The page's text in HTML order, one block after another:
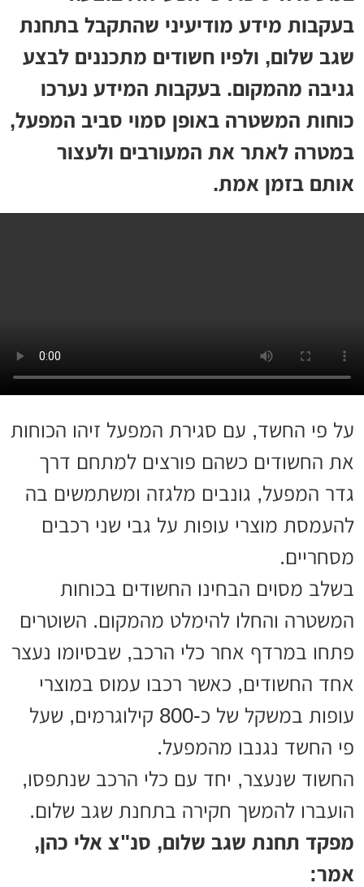
בעקבות מידע מודיעיני שהתקבל בתחנת
שגב שלום, ולפיו חשודים מתכננים לבצע
גניבה מהמקום. בעקבות המידע נערכו
כוחות המשטרה באופן סמוי סביב המפעל,
במטרה לאתר את המעורבים ולעצור
אותם בזמן אמת.
על פי החשד, עם סגירת המפעל זיהו הכוחות
את החשודים כשהם פורצים למתחם דרך
גדר המפעל, גונבים מלגזה ומשתמשים בה
להעמסת מוצרי עופות על גבי שני רכבים
מסחריים.
בשלב מסוים הבחינו החשודים בכוחות
המשטרה והחלו להימלט מהמקום. השוטרים
פתחו במרדף אחר כלי הרכב, שבסיומו נעצר
אחד החשודים, כאשר רכבו עמוס במוצרי
עופות במשקל של כ-800 קילוגרמים, שעל
פי החשד נגנבו מהמפעל.
החשוד שנעצר, יחד עם כלי הרכב שנתפסו,
הועברו להמשך חקירה בתחנת שגב שלום.
מפקד תחנת שגב שלום, סנ"צ אלי כהן,
אמר: